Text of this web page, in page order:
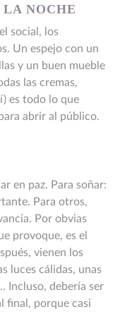
NOCHE
social, los
Un espejo con un
y un buen mueble
las cremas,
es todo lo que
abrir al público.
en paz. Para soñar:
Para otros,
Por obvias
provoque, es el
vienen los
luces cálidas, unas
Incluso, debería ser
final, porque casi